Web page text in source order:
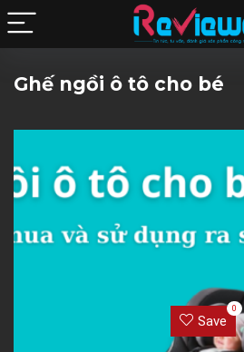
Ghế ngồi ô tô cho bé
Save
0